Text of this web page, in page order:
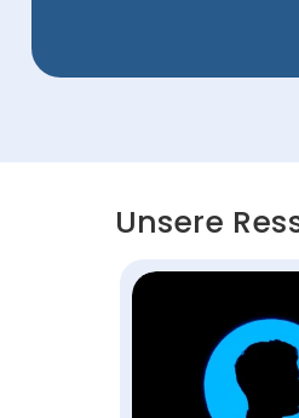
Unsere